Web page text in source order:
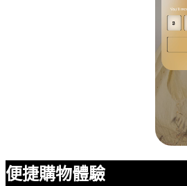
便捷購物體驗